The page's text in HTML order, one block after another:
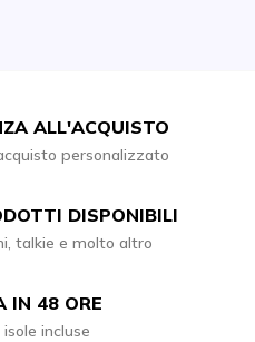
ALL'ACQUISTO
personalizzato
DISPONIBILI
talkie e molto altro
IN 48 ORE
incluse